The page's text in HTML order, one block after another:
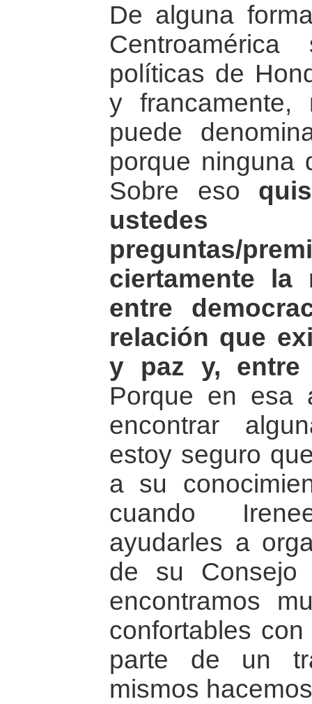
De alguna
políticas de
y
puede
porque ninguna
Sobre eso
preguntas/
ciertamente la
entre
relación que
y paz y, entre
Porque en esa
encontrar
estoy seguro
a su
cuando
ayudarles a
de su Consejo
encontramos
confortables
parte de un
mismos